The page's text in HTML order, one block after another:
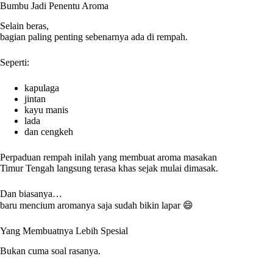
Bumbu Jadi Penentu Aroma
Selain beras,
bagian paling penting sebenarnya ada di rempah.
Seperti:
kapulaga
jintan
kayu manis
lada
dan cengkeh
Perpaduan rempah inilah yang membuat aroma masakan
Timur Tengah langsung terasa khas sejak mulai dimasak.
Dan biasanya…
baru mencium aromanya saja sudah bikin lapar 😄
Yang Membuatnya Lebih Spesial
Bukan cuma soal rasanya.